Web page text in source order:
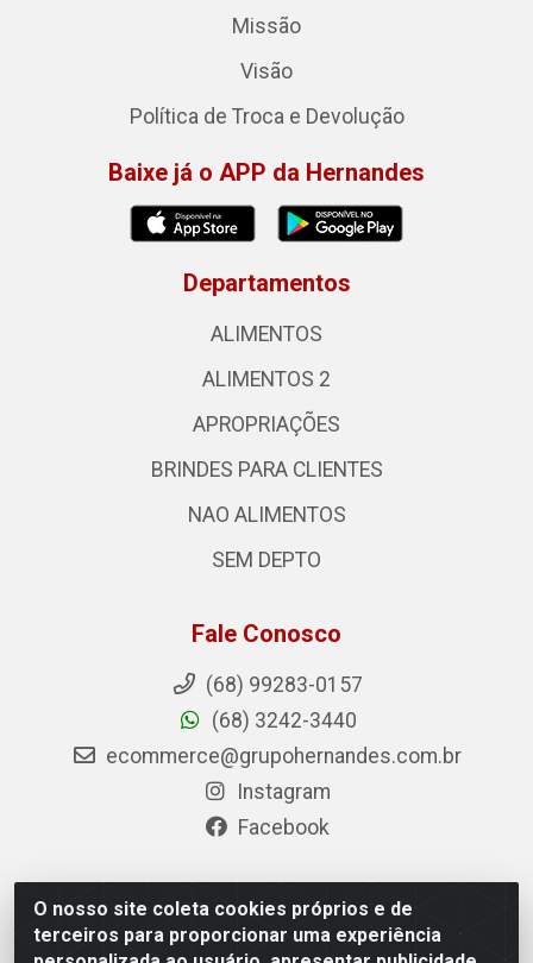
O nosso site coleta cookies próprios e de
terceiros para proporcionar uma experiência
Missão
Visão
Política de Troca e Devolução
Baixe já o APP da Hernandes
Departamentos
ALIMENTOS
ALIMENTOS 2
APROPRIAÇÕES
BRINDES PARA CLIENTES
NAO ALIMENTOS
SEM DEPTO
Fale Conosco
(68) 99283-0157
(68) 3242-3440
ecommerce@grupohernandes.com.br
Instagram
Facebook
Hernandes - Atacado e Distribuições - Rodovia
Transacreana, 2155 - Floresta Sul, Rio Branco/AC - CEP